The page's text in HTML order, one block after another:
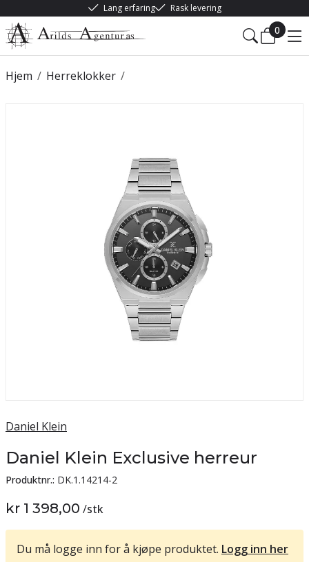
Lang erfaring Rask levering
0
/
Hjem /
Herreklokker
Daniel Klein
Daniel Klein Exclusive herreur
Produktnr.: DK.1.14214-2
kr 1 398,00 /stk
Du må logge inn for å kjøpe produktet. Logg inn her